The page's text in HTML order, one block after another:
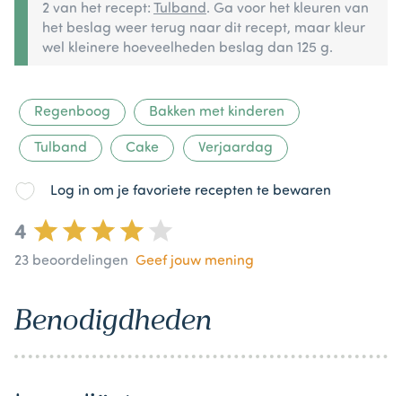
2 van het recept: Tulband. Ga voor het kleuren van
het beslag weer terug naar dit recept, maar kleur
wel kleinere hoeveelheden beslag dan 125 g.
Regenboog Bakken met kinderen
Tulband Cake Verjaardag
Log in om je favoriete recepten te bewaren
4
23 beoordelingen Geef jouw mening
Benodigdheden